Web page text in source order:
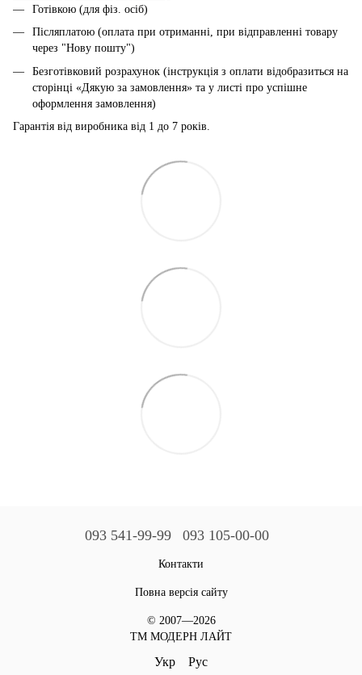
Готівкою (для фіз. осіб)
Післяплатою (оплата при отриманні, при відправленні товару
через "Нову пошту")
Безготівковий розрахунок (інструкція з оплати відобразиться на
сторінці «Дякую за замовлення» та у листі про успішне
оформлення замовлення)
Гарантія від виробника від 1 до 7 років.
093 541-99-99 093 105-00-00
Контакти
Повна версія сайту
© 2007—2026
ТМ МОДЕРН ЛАЙТ
Укр Рус